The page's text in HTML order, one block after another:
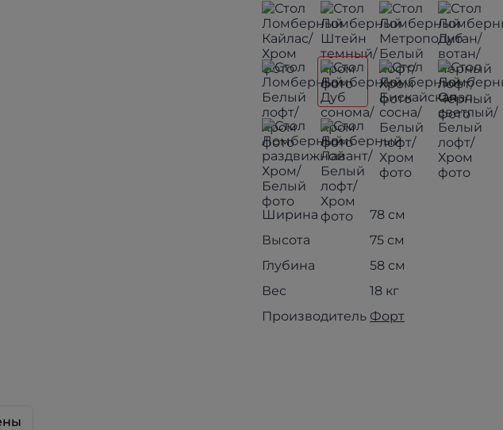
Ширина
78 см
Высота
75 см
Глубина
58 см
Вес
18 кг
Производитель Форт